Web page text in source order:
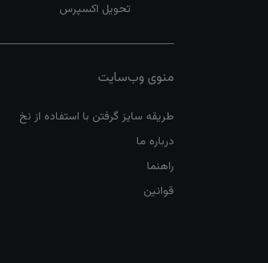
تحویل اکسپرس
منوی وب‌سایت
طریقه سایز گرفتن با استفاده از نخ
درباره ما
راهنما
قوانین